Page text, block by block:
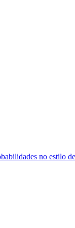
no estilo